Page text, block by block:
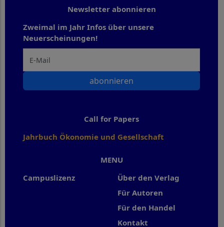
MENU
Campuslizenz
Über den Verlag
Für Autoren
Für den Handel
Kontakt
Newsletter abonnieren
Zweimal im Jahr Infos über unsere
Neuerscheinungen!
abonnieren
Call for Papers
Jahrbuch Ökonomie und Gesellschaft